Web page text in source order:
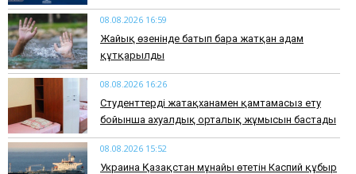
08.08.2026 16:59
Жайық өзенінде батып бара жатқан адам
құтқарылды
08.08.2026 16:26
Студенттерді жатақханамен қамтамасыз ету
бойынша ахуалдық орталық жұмысын бастады
08.08.2026 15:52
Украина Қазақстан мұнайы өтетін Каспий құбыр